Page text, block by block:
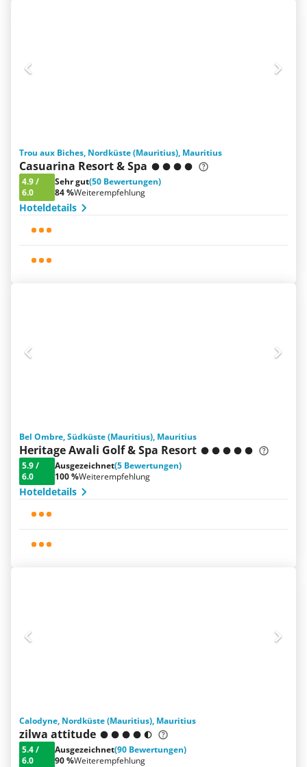
Trou aux Biches, Nordküste (Mauritius), Mauritius
Casuarina Resort & Spa
4.9/
6.0
Sehr gut(50 Bewertungen)
84 %Weiterempfehlung
Hoteldetails
Bel Ombre, Südküste (Mauritius), Mauritius
Heritage Awali Golf & Spa Resort
5.9/
6.0
Ausgezeichnet(5 Bewertungen)
100 %Weiterempfehlung
Hoteldetails
Calodyne, Nordküste (Mauritius), Mauritius
zilwa attitude
5.4/
6.0
Ausgezeichnet(90 Bewertungen)
90 %Weiterempfehlung